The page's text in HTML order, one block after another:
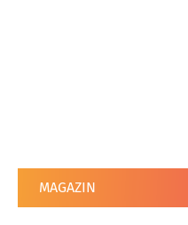
MAGAZIN